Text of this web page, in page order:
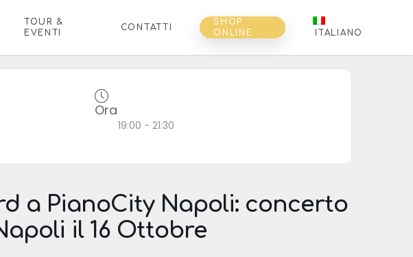
TOUR &
EVENTI
CONTATTI
SHOP
ONLINE
ITALIANO
Ora
19:00 - 21:30
a PianoCity Napoli: concerto
il 16 Ottobre